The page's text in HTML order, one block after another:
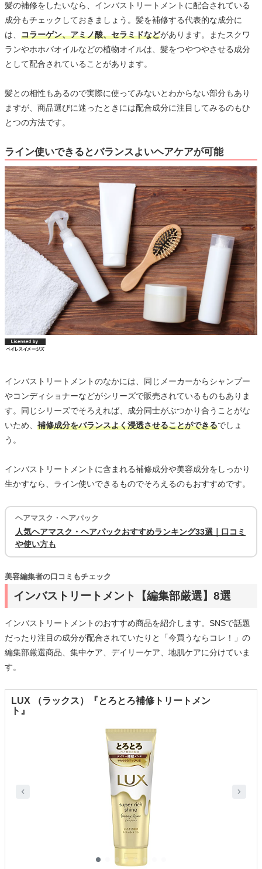
髪の補修をしたいなら、インバストリートメントに配合されている
成分もチェックしておきましょう。髪を補修する代表的な成分に
は、 コラーゲン、アミノ酸、セラミドなどがあります。またスクワ
ランやホホバオイルなどの植物オイルは、髪をつやつやさせる成分
として配合されていることがあります。
髪との相性もあるので実際に使ってみないとわからない部分もあり
ますが、商品選びに迷ったときには配合成分に注目してみるのもひ
とつの方法です。
ライン使いできるとバランスよいヘアケアが可能
インバストリートメントのなかには、同じメーカーからシャンプー
やコンディショナーなどがシリーズで販売されているものもありま
す。同じシリーズでそろえれば、成分同士がぶつかり合うことがな
いため、 補修成分をバランスよく浸透させることができるでしょ
う。
インバストリートメントに含まれる補修成分や美容成分をしっかり
生かすなら、ライン使いできるものでそろえるのもおすすめです。
ヘアマスク・ヘアパック
人気ヘアマスク・ヘアパックおすすめランキング33選｜口コミ
や使い方も
インバストリートメント【編集部厳選】8選
美容編集者の口コミもチェック
インバストリートメントのおすすめ商品を紹介します。SNSで話題
だったり注目の成分が配合されていたりと「今買うならコレ！」の
編集部厳選商品、集中ケア、デイリーケア、地肌ケアに分けていま
す。
LUX （ラックス）『とろとろ補修トリートメン
ト』